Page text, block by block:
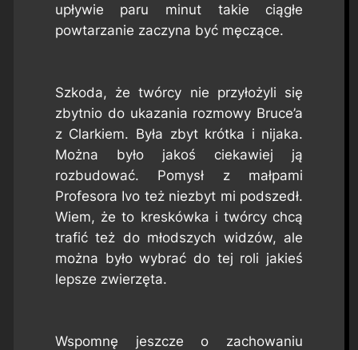
upływie paru minut takie ciągłe
powtarzanie zaczyna być męczące.
Szkoda, że twórcy nie przyłożyli się
zbytnio do ukazania rozmowy Bruce’a
z Clarkiem. Była zbyt krótka i nijaka.
Można było jakoś ciekawiej ją
rozbudować. Pomysł z małpami
Profesora Ivo też niezbyt mi podszedł.
Wiem, że to kreskówka i twórcy chcą
trafić też do młodszych widzów, ale
można było wybrać do tej roli jakieś
lepsze zwierzęta.
Wspomnę jeszcze o zachowaniu